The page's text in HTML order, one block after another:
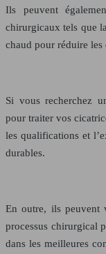
Ils peuvent
chirurgicaux tels que
chaud pour réduire les
Si vous recherchez
pour traiter vos
les qualifications et
durables.
En outre, ils peuvent
processus chirurgical
dans les meilleures